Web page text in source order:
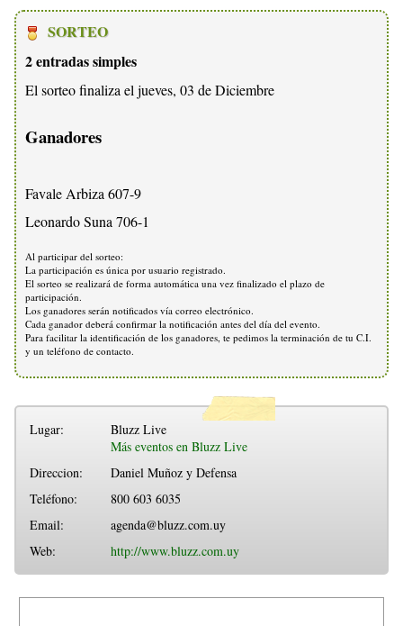
SORTEO
2 entradas simples
El sorteo finaliza el jueves, 03 de Diciembre
Ganadores
Favale Arbiza 607-9
Leonardo Suna 706-1
Al participar del sorteo:
La participación es única por usuario registrado.
El sorteo se realizará de forma automática una vez finalizado el plazo de
participación.
Los ganadores serán notificados vía correo electrónico.
Cada ganador deberá confirmar la notificación antes del día del evento.
Para facilitar la identificación de los ganadores, te pedimos la terminación de tu C.I.
y un teléfono de contacto.
Lugar:
Bluzz Live
Más eventos en Bluzz Live
Direccion:
Daniel Muñoz y Defensa
Teléfono:
800 603 6035
Email:
agenda@bluzz.com.uy
Web:
http://www.bluzz.com.uy